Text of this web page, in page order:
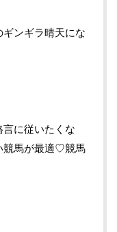
ンギラ晴天にな
に従いたくな
競馬が最適♡競馬